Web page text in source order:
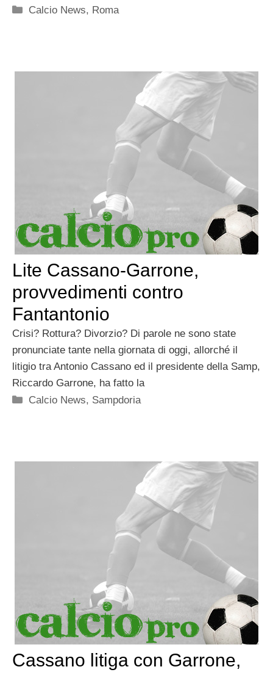
Categorie
Calcio News, Roma
Lite Cassano-Garrone,
provvedimenti contro
Fantantonio
Crisi? Rottura? Divorzio? Di parole ne sono state
pronunciate tante nella giornata di oggi, allorché il
litigio tra Antonio Cassano ed il presidente della Samp,
Riccardo Garrone, ha fatto la
Categorie
Calcio News, Sampdoria
Cassano litiga con Garrone,